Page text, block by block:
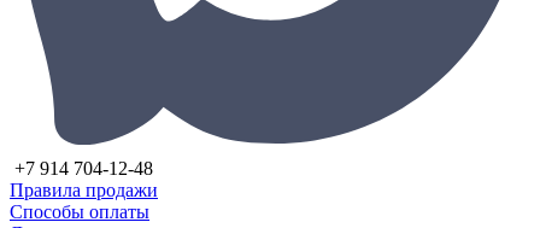
+7 914 704-12-48
Правила продажи
Способы оплаты